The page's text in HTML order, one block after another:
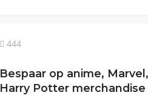
444
Bespaar op anime,
Harry Potter merchandise